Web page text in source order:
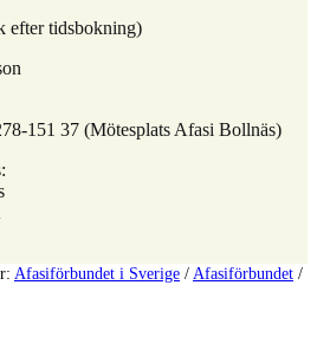
efter tidsbokning)
151 37 (Mötesplats Afasi Bollnäs)
Afasiförbundet i Sverige /Afasiförbundet /